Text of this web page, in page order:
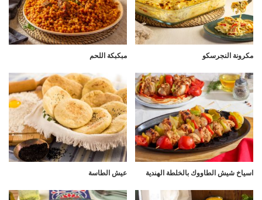
مكرونة النجرسكو مبكبكة اللحم
اسياخ شيش الطاووك بالخلطة الهندية عيش الطاسة